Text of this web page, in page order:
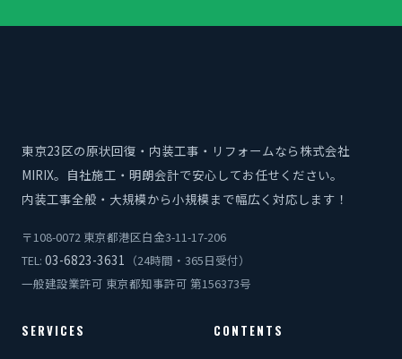
東京23区の原状回復・内装工事・リフォームなら株式会社
MIRIX。自社施工・明朗会計で安心してお任せください。
内装工事全般・大規模から小規模まで幅広く対応します！
〒108-0072 東京都港区白金3-11-17-206
TEL: 03-6823-3631 （24時間・365日受付）
一般建設業許可 東京都知事許可 第156373号
SERVICES CONTENTS